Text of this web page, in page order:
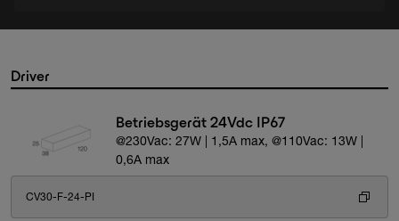
Driver
Betriebsgerät 24Vdc IP67
@230Vac: 27W | 1,5A max, @110Vac: 13W |
0,6A max
CV30-F-24-PI